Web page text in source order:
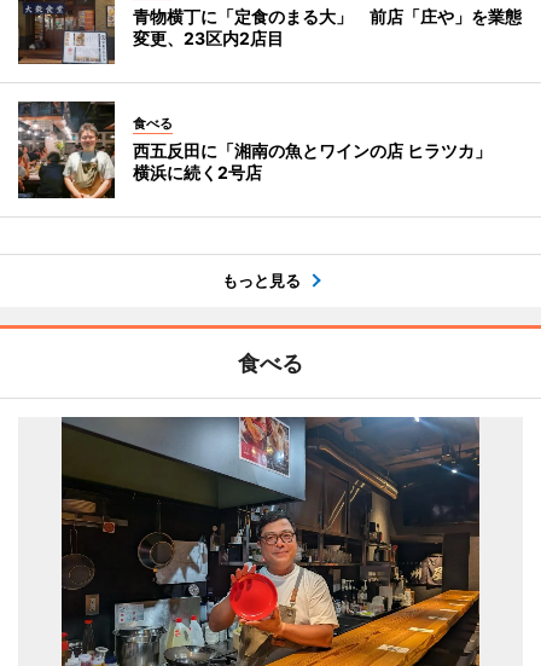
青物横丁に「定食のまる大」 前店「庄や」を業態
変更、23区内2店目
食べる
西五反田に「湘南の魚とワインの店 ヒラツカ」
横浜に続く2号店
もっと見る
食べる